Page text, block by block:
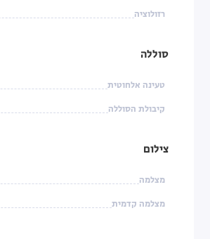
רזולוציה
סוללה
טעינה אלחוטית
קיבולת הסוללה
צילום
מצלמה
מצלמה קדמית